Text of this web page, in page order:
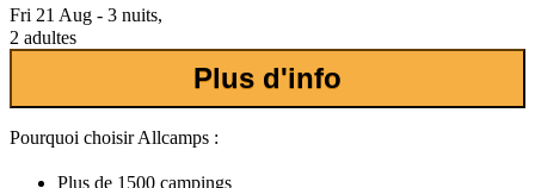
Fri 21 Aug - 3 nuits,
2 adultes
Plus d'info
Pourquoi choisir Allcamps :
Plus de 1500 campings